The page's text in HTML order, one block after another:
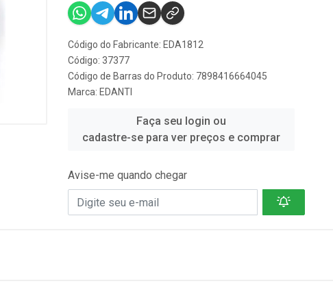
Código do Fabricante: EDA1812
Código: 37377
Código de Barras do Produto: 7898416664045
Marca: EDANTI
Faça seu login ou
cadastre-se para ver preços e comprar
Avise-me quando chegar